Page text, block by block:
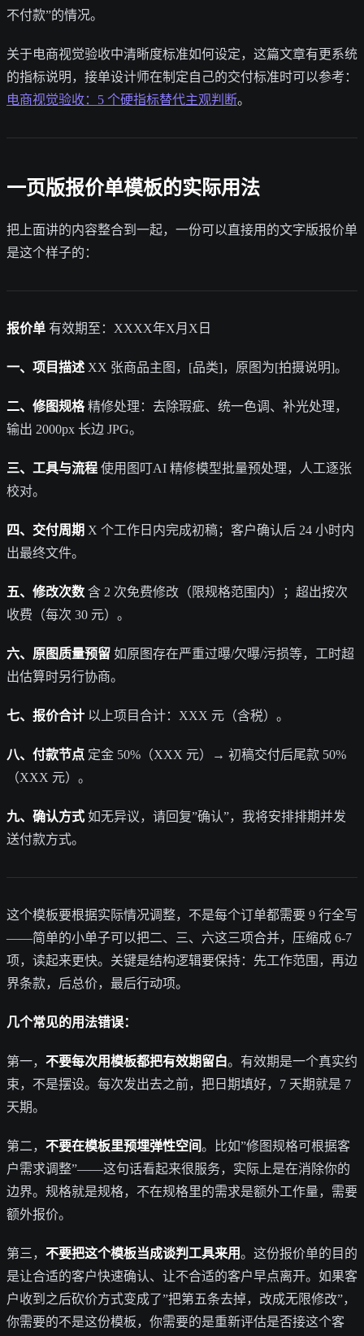
不付款”的情况。
关于电商视觉验收中清晰度标准如何设定，这篇文章有更系统
的指标说明，接单设计师在制定自己的交付标准时可以参考：
电商视觉验收：5 个硬指标替代主观判断。
一页版报价单模板的实际用法
把上面讲的内容整合到一起，一份可以直接用的文字版报价单
是这个样子的：
报价单 有效期至：XXXX年X月X日
一、项目描述 XX 张商品主图，[品类]，原图为[拍摄说明]。
二、修图规格精修处理：去除瑕疵、统一色调、补光处理，
输出 2000px 长边 JPG。
三、工具与流程 使用图叮AI 精修模型批量预处理，人工逐张
校对。
四、交付周期 X 个工作日内完成初稿；客户确认后 24 小时内
出最终文件。
五、修改次数 含 2 次免费修改（限规格范围内）；超出按次
收费（每次 30 元）。
六、原图质量预留 如原图存在严重过曝/欠曝/污损等，工时超
出估算时另行协商。
七、报价合计 以上项目合计：XXX 元（含税）。
八、付款节点 定金 50%（XXX 元）→ 初稿交付后尾款 50%
（XXX 元）。
九、确认方式 如无异议，请回复”确认”，我将安排排期并发
送付款方式。
这个模板要根据实际情况调整，不是每个订单都需要 9 行全写
——简单的小单子可以把二、三、六这三项合并，压缩成 6-7
项，读起来更快。关键是结构逻辑要保持：先工作范围，再边
界条款，后总价，最后行动项。
几个常见的用法错误：
第一， 不要每次用模板都把有效期留白。有效期是一个真实约
束，不是摆设。每次发出去之前，把日期填好，7 天期就是 7
天期。
第二， 不要在模板里预埋弹性空间。比如”修图规格可根据客
户需求调整”——这句话看起来很服务，实际上是在消除你的
边界。规格就是规格，不在规格里的需求是额外工作量，需要
额外报价。
第三， 不要把这个模板当成谈判工具来用。这份报价单的目的
是让合适的客户快速确认、让不合适的客户早点离开。如果客
户收到之后砍价方式变成了”把第五条去掉，改成无限修改”，
你需要的不是这份模板，你需要的是重新评估是否接这个客